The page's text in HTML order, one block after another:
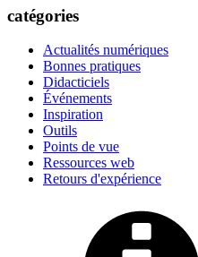
catégories
Actualités numériques
Bonnes pratiques
Didacticiels
Événements
Inspiration
Outils
Points de vue
Ressources web
Retours d'expérience